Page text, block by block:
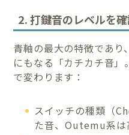
2. 打鍵音のレベルを
青軸の最大の特徴であり
にもなる「カチカチ音
で変わります：
スイッチの種類（
た音、Outemu系は